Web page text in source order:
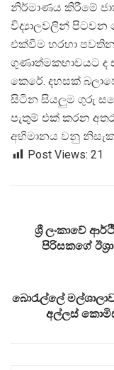
නිර්මාණය කිරීමේ
විද්යාලවලින්
එක්වීම හරහා
ගුණාත්මකභාවයට ද
කෙරේ. දහසක්
සිටින සියලුම ගුරු
පැතුම් එක් කරන
අභිමානය වනු
Post Views: 21
ශ්‍රී ලංකාවේ
පිරිසකගේ
බොරැල්ලේ
අල්ලස්